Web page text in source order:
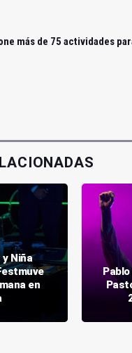
más de 75 actividades
y Niña
en